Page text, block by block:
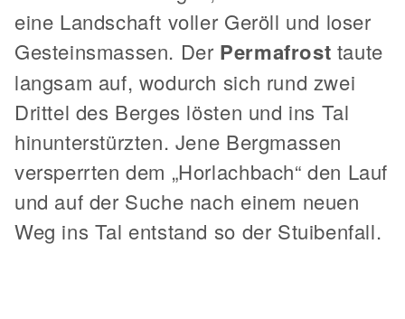
eine Landschaft voller Geröll und loser
Gesteinsmassen. Der Permafrost taute
langsam auf, wodurch sich rund zwei
Drittel des Berges lösten und ins Tal
hinunterstürzten. Jene Bergmassen
versperrten dem „Horlachbach“ den Lauf
und auf der Suche nach einem neuen
Weg ins Tal entstand so der Stuibenfall.